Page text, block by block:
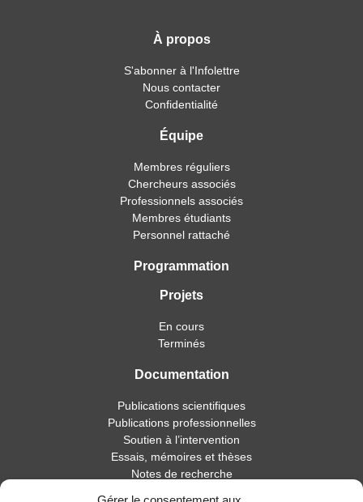
À propos
S'abonner à l'Infolettre
Nous contacter
Confidentialité
Équipe
Membres réguliers
Chercheurs associés
Professionnels associés
Membres étudiants
Personnel rattaché
Programmation
Projets
En cours
Terminés
Documentation
Publications scientifiques
Publications professionnelles
Soutien à l’intervention
Essais, mémoires et thèses
Notes de recherche